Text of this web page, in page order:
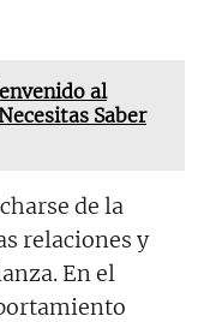
al
Saber
de la
relaciones y
En el